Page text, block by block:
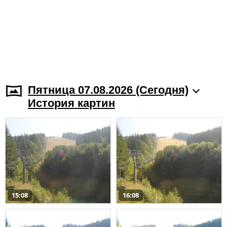
Пятница 07.08.2026 (Cегодня)
История картин
15:08 16:08